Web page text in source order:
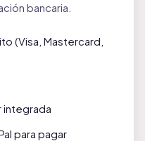
bancaria.
(Visa, Mastercard,
integrada
para pagar